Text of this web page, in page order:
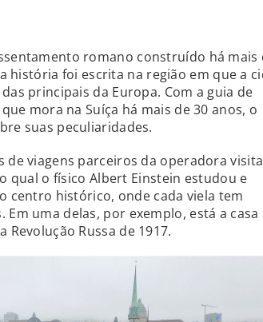
romano construído há mais
história foi escrita na região em que a
principais da Europa. Com a guia de
mora na Suíça há mais de 30 anos, o
suas peculiaridades.
de viagens parceiros da operadora
qual o físico Albert Einstein estudou e
centro histórico, onde cada viela tem
uma delas, por exemplo, está a casa
Russa de 1917.